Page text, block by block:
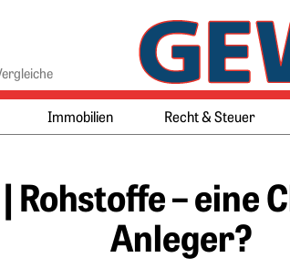
Immobilien Recht & Steuer
Rohstoffe – eine
Anleger?